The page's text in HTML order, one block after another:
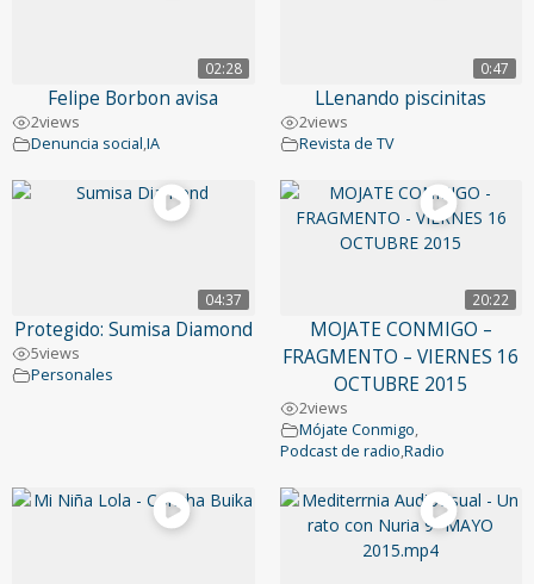
02:28
Felipe Borbon avisa
2views
Denuncia social,IA
0:47
LLenando piscinitas
2views
Revista de TV
04:37
Protegido: Sumisa Diamond
5views
Personales
20:22
MOJATE CONMIGO –
FRAGMENTO – VIERNES 16
OCTUBRE 2015
2views
Mójate Conmigo,
Podcast de radio,Radio